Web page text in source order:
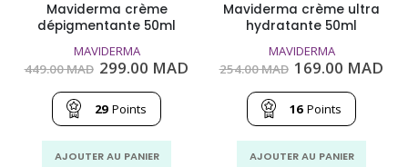
Maviderma crème
dépigmentante 50ml
MAVIDERMA
449.00MAD Le
initial
était :
449.00
MAD.
299.00 MAD
29 Points
AJOUTER AU PANIER
Maviderma crème ultra
hydratante 50ml
MAVIDERMA
254.00MAD Le
initial
était :
254.00
MAD.
169.00 MAD
16 Points
AJOUTER AU PANIER